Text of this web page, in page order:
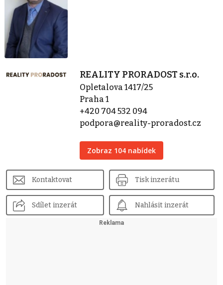
REALITY PRORADOST s.r.o.
Opletalova 1417/25
Praha 1
+420 704 532 094
podpora@reality-proradost.cz
Zobraz 104 nabídek
Kontaktovat Tisk inzerátu
Sdílet inzerát Nahlásit inzerát